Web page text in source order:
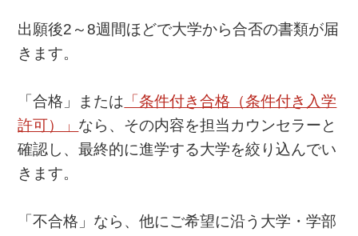
出願後2～8週間ほどで大学から合否の書類が届
きます。
「合格」または 「条件付き合格（条件付き入学
許可）」 なら、その内容を担当カウンセラーと
確認し、最終的に進学する大学を絞り込んでい
きます。
「不合格」なら、他にご希望に沿う大学・学部